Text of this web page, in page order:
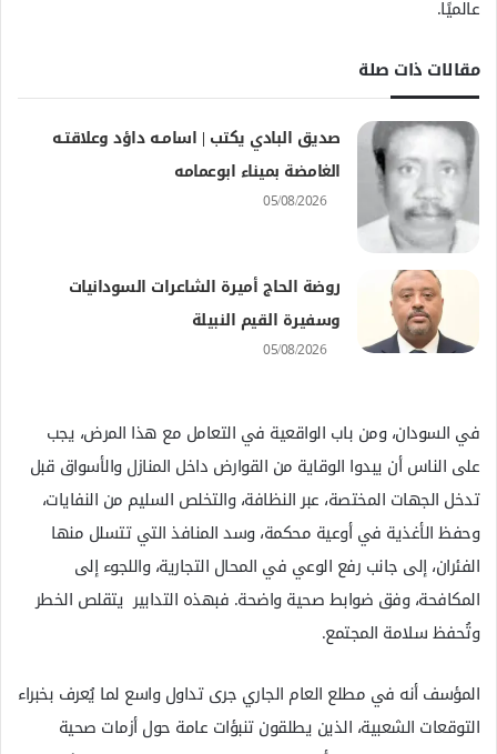
عالميًا.
مقالات ذات صلة
صديق البادي يكتب | اسامــه داؤد وعلاقتــه
الغامضة بميناء ابوعمامه
05/08/2026
روضة الحاج أميرة الشاعرات السودانيات
وسفيرة القيم النبيلة
05/08/2026
في السودان، ومن باب الواقعية في التعامل مع هذا المرض، يجب
على الناس أن يبدوا الوقاية من القوارض داخل المنازل والأسواق قبل
تدخل الجهات المختصة، عبر النظافة، والتخلص السليم من النفايات،
وحفظ الأغذية في أوعية محكمة، وسد المنافذ التي تتسلل منها
الفئران، إلى جانب رفع الوعي في المحال التجارية، واللجوء إلى
المكافحة، وفق ضوابط صحية واضحة. فبهذه التدابير يتقلص الخطر
وتُحفظ سلامة المجتمع.
المؤسف أنه في مطلع العام الجاري جرى تداول واسع لما يُعرف بخبراء
التوقعات الشعبية، الذين يطلقون تنبؤات عامة حول أزمات صحية